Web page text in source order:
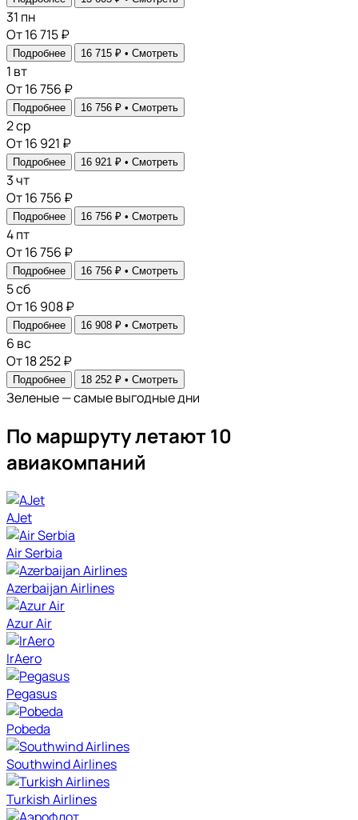
31 пн
От 16 715 ₽
Подробнее 16 715 ₽ • Смотреть
1 вт
От 16 756 ₽
Подробнее 16 756 ₽ • Смотреть
2ср
От 16 921 ₽
Подробнее 16 921 ₽ • Смотреть
3чт
От 16 756 ₽
Подробнее 16 756 ₽ • Смотреть
4пт
От 16 756 ₽
Подробнее 16 756 ₽ • Смотреть
5сб
От 16 908 ₽
Подробнее 16 908 ₽ • Смотреть
6 вс
От 18 252 ₽
Подробнее 18 252 ₽ • Смотреть
Зеленые — самые выгодные дни
По маршруту летают 10
авиакомпаний
AJet
Air Serbia
Azerbaijan Airlines
Azur Air
IrAero
Pegasus
Pobeda
Southwind Airlines
Turkish Airlines